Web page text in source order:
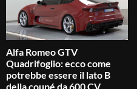
Alfa Romeo GTV
Quadrifoglio: ecco come
potrebbe essere il lato B
della coupé da 600 CV